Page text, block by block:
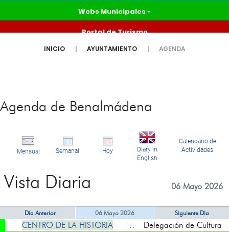
Webs Municipales
Portal de Turismo
INICIO AYUNTAMIENTO AGENDA
Agenda de Benalmádena
Mensual Semanal Hoy
Diary in
English
Calendario de
Actividades
Vista Diaria 06 Mayo 2026
Día Anterior 06 Mayo 2026 Siguiente Día
CENTRO DE LA HISTORIA
:: Delegación de Cultura